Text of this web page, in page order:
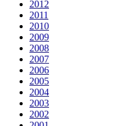
2012
2011
2010
2009
2008
2007
2006
2005
2004
2003
2002